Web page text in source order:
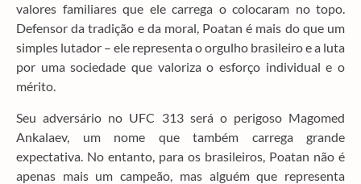
valores familiares que ele carrega o colocaram no topo.
Defensor da tradição e da moral, Poatan é mais do que um
simples lutador – ele representa o orgulho brasileiro e a luta
por uma sociedade que valoriza o esforço individual e o
mérito.
Seu adversário no UFC 313 será o perigoso Magomed
Ankalaev, um nome que também carrega grande
expectativa. No entanto, para os brasileiros, Poatan não é
apenas mais um campeão, mas alguém que representa